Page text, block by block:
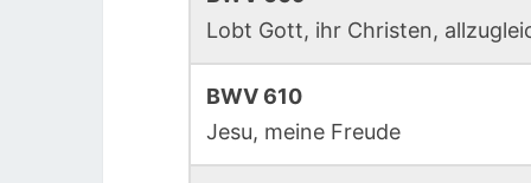
Lobt Gott, ihr Christen,
BWV 610
Jesu, meine Freude